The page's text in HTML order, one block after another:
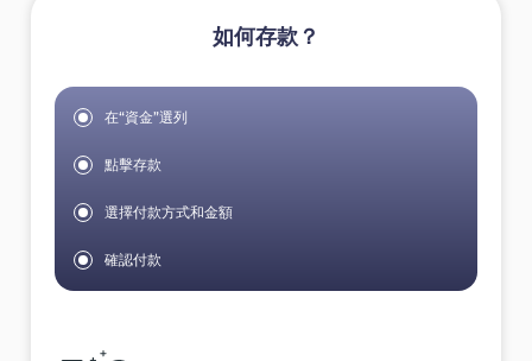
如何存款？
在“資金”選列
點擊存款
選擇付款方式和金額
確認付款